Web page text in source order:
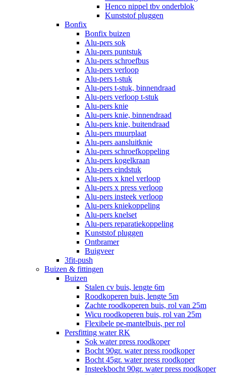
Henco nippel tbv onderblok
Kunststof pluggen
Bonfix
Bonfix buizen
Alu-pers sok
Alu-pers puntstuk
Alu-pers schroefbus
Alu-pers verloop
Alu-pers t-stuk
Alu-pers t-stuk, binnendraad
Alu-pers verloop t-stuk
Alu-pers knie
Alu-pers knie, binnendraad
Alu-pers knie, buitendraad
Alu-pers muurplaat
Alu-pers aansluitknie
Alu-pers schroefkoppeling
Alu-pers kogelkraan
Alu-pers eindstuk
Alu-pers x knel verloop
Alu-pers x press verloop
Alu-pers insteek verloop
Alu-pers kniekoppeling
Alu-pers knelset
Alu-pers reparatiekoppeling
Kunststof pluggen
Ontbramer
Buigveer
3fit-push
Buizen & fittingen
Buizen
Stalen cv buis, lengte 6m
Roodkoperen buis, lengte 5m
Zachte roodkoperen buis, rol van 25m
Wicu roodkoperen buis, rol van 25m
Flexibele pe-mantelbuis, per rol
Persfitting water RK
Sok water press roodkoper
Bocht 90gr. water press roodkoper
Bocht 45gr. water press roodkoper
Insteekbocht 90gr. water press roodkoper